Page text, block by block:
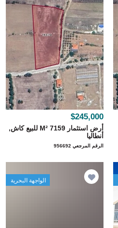
$245,000
أرض استثمار 7159 M² للبيع كاش,
أنطاليا
الرقم المرجعي 956692
الواجهة البحرية